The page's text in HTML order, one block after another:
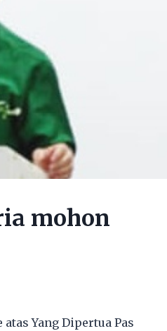
mohon
Yang Dipertua Pas